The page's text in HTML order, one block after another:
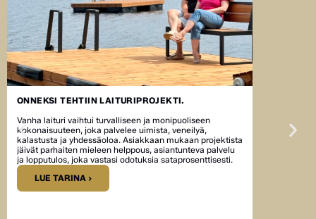
ONNEKSI TEHTIIN LAITURIPROJEKTI.
Vanha laituri vaihtui turvalliseen ja monipuoliseen
kokonaisuuteen, joka palvelee uimista, veneilyä,
kalastusta ja yhdessäoloa. Asiakkaan mukaan projektista
jäivät parhaiten mieleen helppous, asiantunteva palvelu
ja lopputulos, joka vastasi odotuksia sataprosenttisesti.
LUE TARINA ›